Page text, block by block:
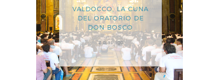
VALDOCCO, LA CUNA
DEL ORATORIO DE
DON BOSCO
2 días ago